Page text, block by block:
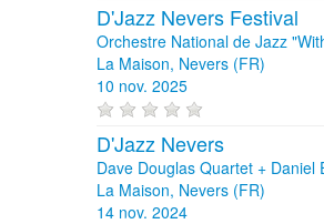
D'Jazz Nevers Festival
Orchestre National de Jazz
La Maison, Nevers (FR)
10 nov. 2025
D'Jazz Nevers
Dave Douglas Quartet + Daniel
La Maison, Nevers (FR)
14 nov. 2024